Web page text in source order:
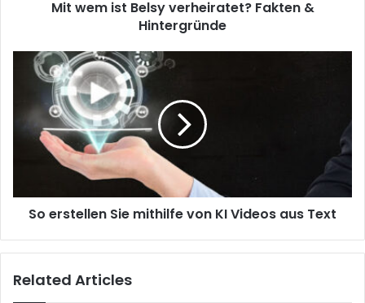
Mit wem ist Belsy verheiratet? Fakten &
Hintergründe
So erstellen Sie mithilfe von KI Videos aus Text
Related Articles